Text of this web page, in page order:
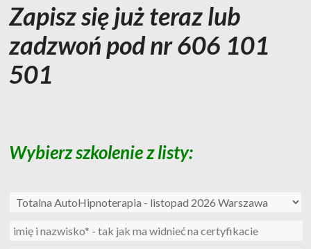
Zapisz się już teraz lub
zadzwoń pod nr 606 101
501
Wybierz szkolenie z listy: